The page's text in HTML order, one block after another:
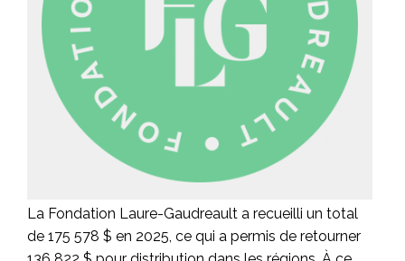
La Fondation Laure-Gaudreault a recueilli un total
de 175 578 $ en 2025, ce qui a permis de retourner